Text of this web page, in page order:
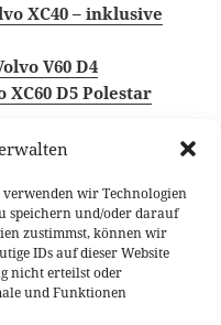
wir Technologien
speichern und/oder darauf
zustimmst, können wir
IDs auf dieser Website
nicht erteilst oder
und Funktionen
XC40 – inklusive
V60 D4
D5 Polestar
Kategorien
Fahrberichte
Volvo XC40